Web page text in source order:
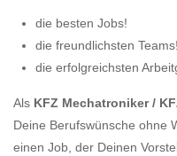
die besten Jobs!
die freundlichsten Teams!
die erfolgreichsten
Als KFZ Mechatroniker /
Deine Berufswünsche ohne
einen Job, der Deinen